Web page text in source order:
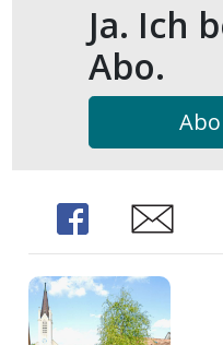
Ja. Ich
Abo.
Share Share